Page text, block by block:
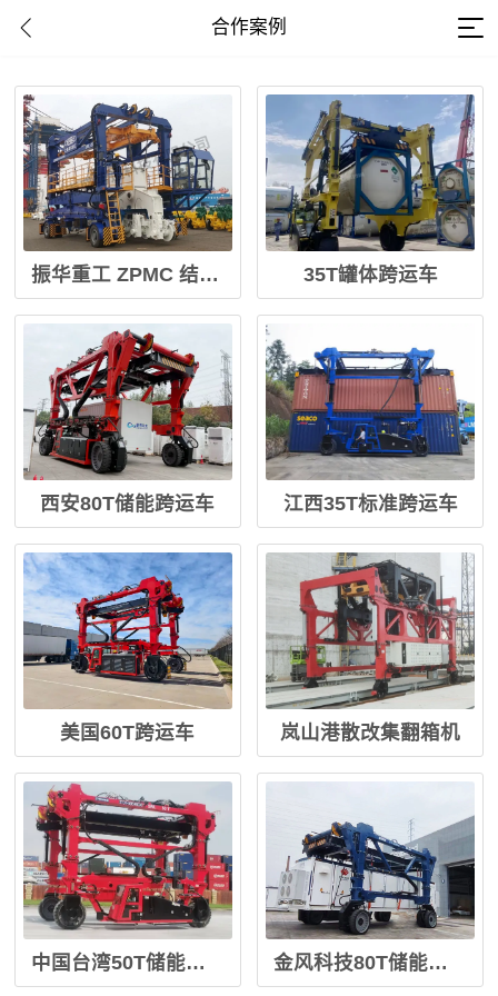
合作案例
振华重工 ZPMC 结构件跨运车 35T罐体跨运车
西安80T储能跨运车 江西35T标准跨运车
美国60T跨运车 岚山港散改集翻箱机
中国台湾50T储能箱跨运车 金风科技80T储能箱跨运车